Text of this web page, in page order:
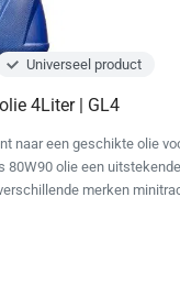
Universeel product
4Liter | GL4
naar een geschikte olie
80W90 olie een
merken